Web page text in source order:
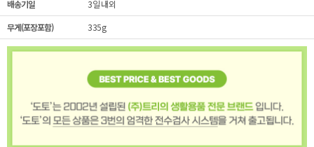
배송기일
3일 내외
무게(포장포함)
335g